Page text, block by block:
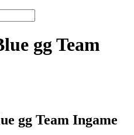
gg Team
gg Team Ingame